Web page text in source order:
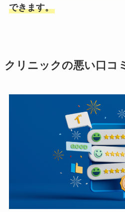
できます。
クリニックの悪い口コ